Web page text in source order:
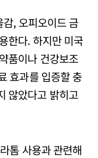
, 오피오이드 금
한다. 하지만 미국
품이나 건강보조
효과를 입증할 충
않았다고 밝히고
톰 사용과 관련해